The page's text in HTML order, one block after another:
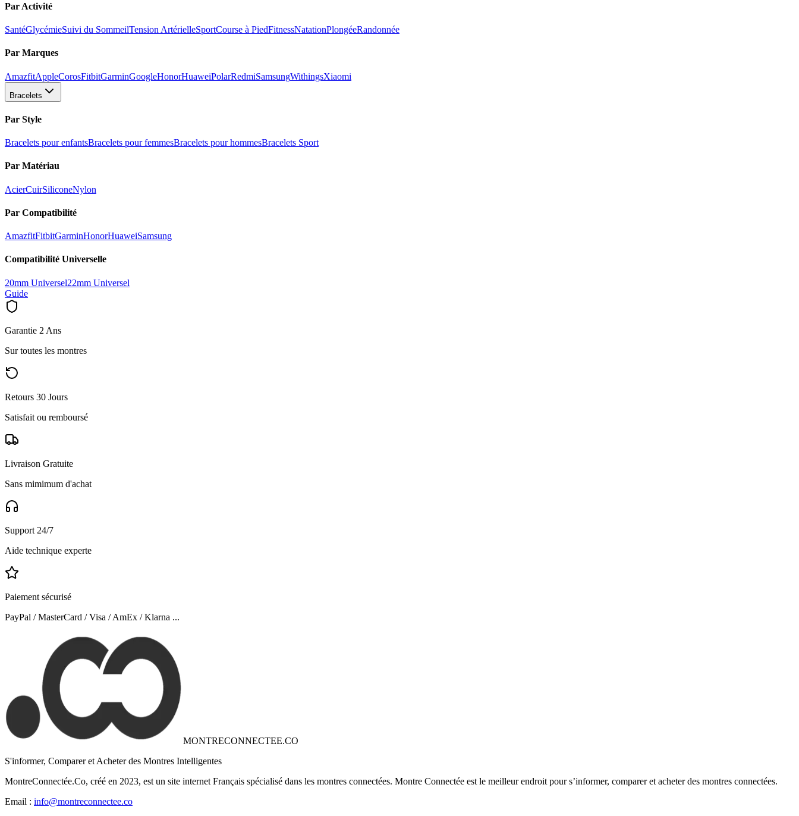
Par Activité
SantéGlycémieSuivi du SommeilTension ArtérielleSportCourse à PiedFitnessNatationPlongéeRandonnée
Par Marques
AmazfitAppleCorosFitbitGarminGoogleHonorHuaweiPolarRedmiSamsungWithingsXiaomi
Bracelets
Par Style
Bracelets pour enfantsBracelets pour femmesBracelets pour hommesBracelets Sport
Par Matériau
AcierCuirSiliconeNylon
Par Compatibilité
AmazfitFitbitGarminHonorHuaweiSamsung
Compatibilité Universelle
20mm Universel22mm Universel
Guide
Garantie 2 Ans
Sur toutes les montres
Retours 30 Jours
Satisfait ou remboursé
Livraison Gratuite
Sans mimimum d'achat
Support 24/7
Aide technique experte
Paiement sécurisé
PayPal / MasterCard / Visa / AmEx / Klarna ...
MONTRECONNECTEE.CO
S'informer, Comparer et Acheter des Montres Intelligentes
MontreConnectée.Co, créé en 2023, est un site internet Français spécialisé dans les montres connectées. Montre Connectée est le meilleur endroit pour s’informer, comparer et acheter des montres connectées.
Email : info@montreconnectee.co